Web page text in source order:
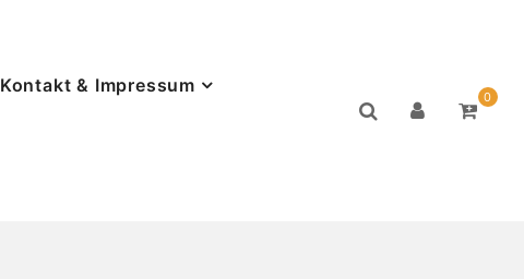
Kontakt & Impressum
0